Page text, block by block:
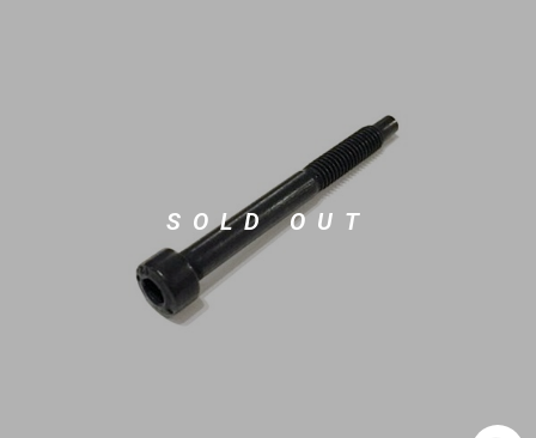
パーカッション
キーボード
SOLD OUT